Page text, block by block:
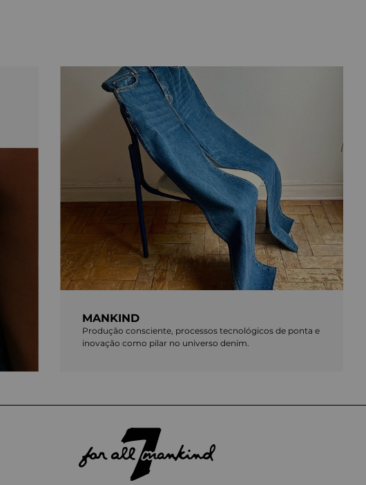
MANKIND
Produção consciente, processos tecnológicos de ponta e
inovação como pilar no universo denim.